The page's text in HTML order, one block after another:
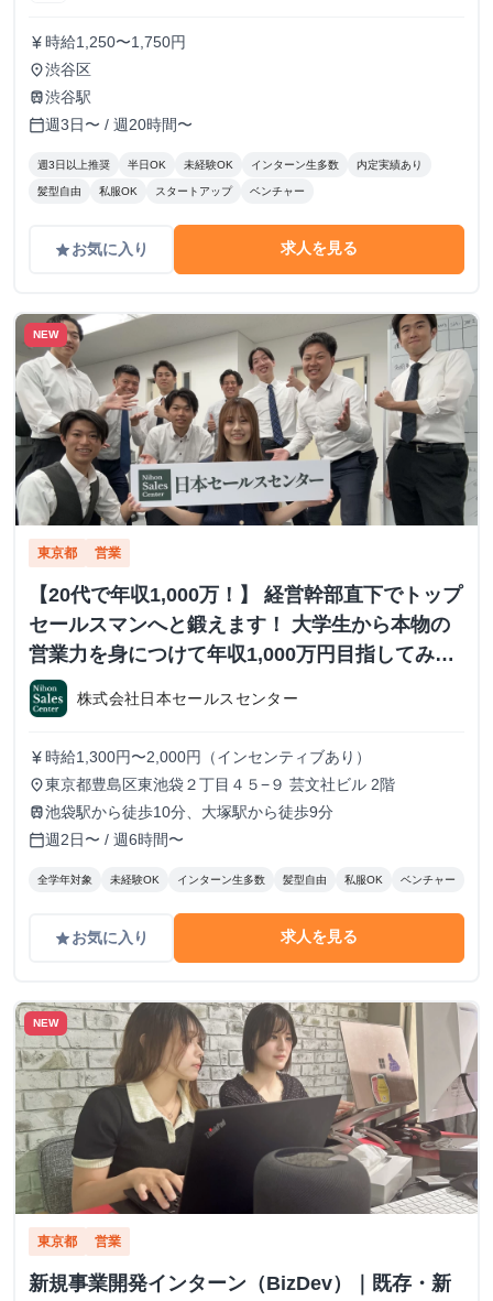
currency_yen 時給1,250〜1,750円
place渋谷区
train渋谷駅
calendar_today週3日〜 / 週20時間〜
週3日以上推奨 半日OK 未経験OK インターン生多数 内定実績あり
髪型自由 私服OK スタートアップ ベンチャー
gradeお気に入り 求人を見る
NEW
東京都 営業
【20代で年収1,000万！】 経営幹部直下でトップ
セールスマンへと鍛えます！ 大学生から本物の
営業力を身につけて年収1,000万円目指してみま
せんか？ ※当社直結内定あり #学歴不問 #未経験
可 #1.2年生可 - 株式会社日本セールスセンター
の長期・有給インターンシップ
株式会社日本セールスセンター
currency_yen 時給1,300円〜2,000円（インセンティブあり）
place東京都豊島区東池袋２丁目４５−９ 芸文社ビル 2階
train池袋駅から徒歩10分、大塚駅から徒歩9分
calendar_today週2日〜 / 週6時間〜
全学年対象 未経験OK インターン生多数 髪型自由 私服OK ベンチャー
gradeお気に入り 求人を見る
NEW
東京都 営業
新規事業開発インターン（BizDev）｜既存・新